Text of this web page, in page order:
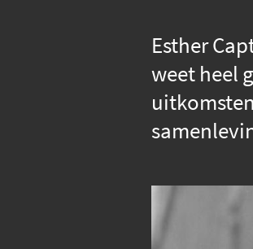
Esther
weet heel